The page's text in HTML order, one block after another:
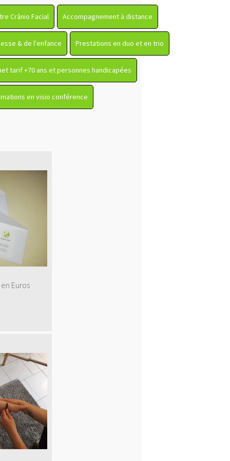
Crânio Facial Accompagnement à distance
& de l'enfance Prestations en duo et en trio
tarif +70 ans et personnes handicapées
en visio conférence
Euros